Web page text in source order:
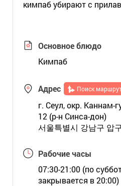
кимпаб убирают с
Основное блюдо
Кимпаб
Адрес Поиск
г. Сеул, окр. Каннам-
12 (р-н Синса-дон)
서울특별시 강남구 압
Рабочие часы
07:30-21:00 (по
закрывается в 20:00)